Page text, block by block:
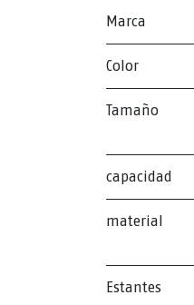
Marca
Color
Tamaño
capacidad
material
Estantes